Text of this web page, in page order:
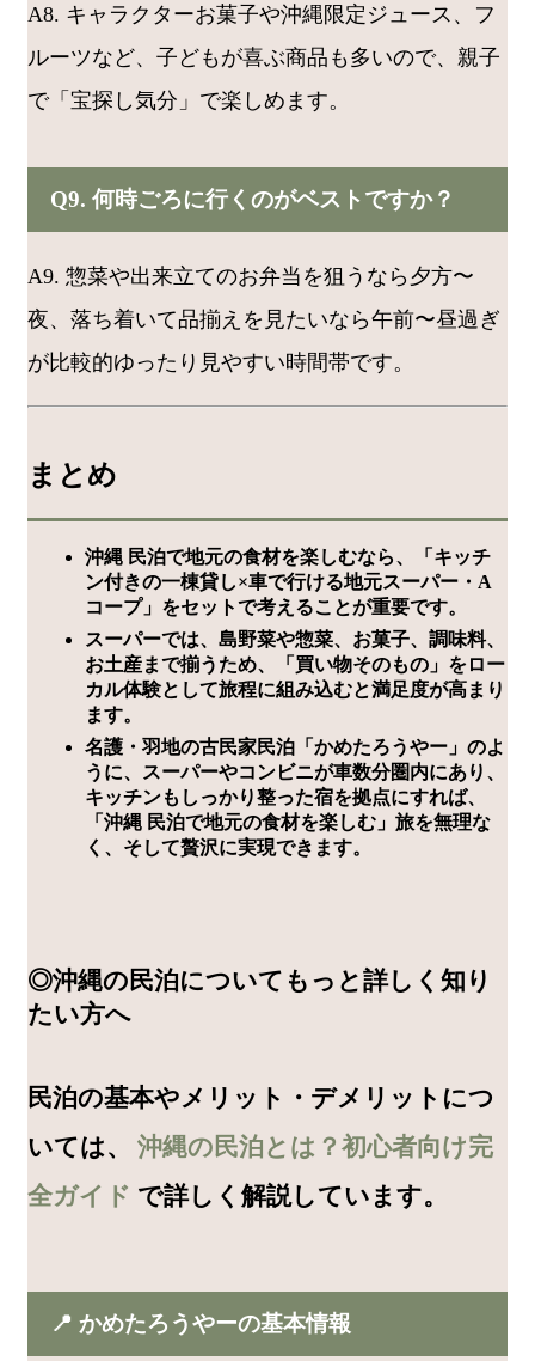
A8. キャラクターお菓子や沖縄限定ジュース、フ
ルーツなど、子どもが喜ぶ商品も多いので、親子
で「宝探し気分」で楽しめます。
Q9. 何時ごろに行くのがベストですか？
A9. 惣菜や出来立てのお弁当を狙うなら夕方〜
夜、落ち着いて品揃えを見たいなら午前〜昼過ぎ
が比較的ゆったり見やすい時間帯です。
まとめ
沖縄 民泊で地元の食材を楽しむなら、「キッチ
ン付きの一棟貸し×車で行ける地元スーパー・A
コープ」をセットで考えることが重要です。
スーパーでは、島野菜や惣菜、お菓子、調味料、
お土産まで揃うため、「買い物そのもの」をロー
カル体験として旅程に組み込むと満足度が高まり
ます。
名護・羽地の古民家民泊「かめたろうやー」のよ
うに、スーパーやコンビニが車数分圏内にあり、
キッチンもしっかり整った宿を拠点にすれば、
「沖縄 民泊で地元の食材を楽しむ」旅を無理な
く、そして贅沢に実現できます。
◎沖縄の民泊についてもっと詳しく知り
たい方へ
民泊の基本やメリット・デメリットにつ
いては、 沖縄の民泊とは？初心者向け完
全ガイド で詳しく解説しています。
📍 かめたろうやーの基本情報